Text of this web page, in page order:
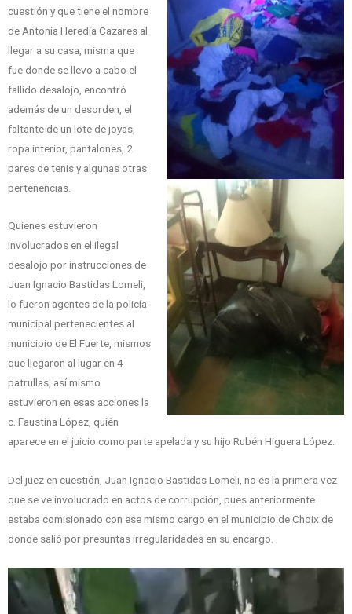
cuestión y que tiene el nombre
de Antonia Heredia Cazares al
llegar a su casa, misma que
fue donde se llevo a cabo el
fallido desalojo, encontró
además de un desorden, el
faltante de un lote de joyas,
ropa interior, pantalones, 2
pares de tenis y algunas otras
pertenencias.
Quienes estuvieron
involucrados en el ilegal
desalojo por instrucciones de
Juan Ignacio Bastidas Lomeli,
lo fueron agentes de la policía
municipal pertenecientes al
municipio de El Fuerte, mismos
que llegaron al lugar en 4
patrullas, así mismo
estuvieron en esas acciones la
c. Faustina López, quién
aparece en el juicio como parte apelada y su hijo Rubén Higuera López.
Del juez en cuestión, Juan Ignacio Bastidas Lomeli, no es la primera vez
que se ve involucrado en actos de corrupción, pues anteriormente
estaba comisionado con ese mismo cargo en el municipio de Choix de
donde salió por presuntas irregularidades en su encargo.
Reproductor